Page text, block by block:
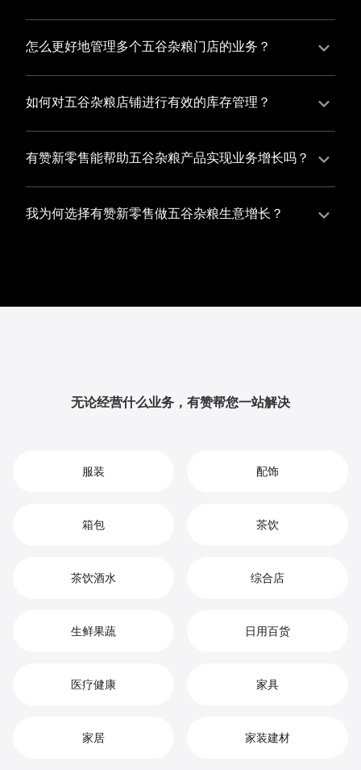
有赞新零售旗下产品营销工具、比如优惠券、满减活动
等，吸引更多客户到店消费。另外，通过有赞的微信公
以帮助您增加客流量，赢得客户的青睐
怎么更好地管理多个五谷杂粮门店的业务？
有赞新零售一站式解决方案，包括有赞微商城、有赞私
域运营以及有赞小程序商城，将助您轻松打通线上线下
让您的业务蓬勃发展，收获更多满意客户。
如何对五谷杂粮店铺进行有效的库存管理？
您可以使用有赞的门店管理系统，它可以帮助您实现门
店数据的集中管理，包括订单管理、员工管理、库存管
有赞新零售能帮助五谷杂粮产品实现业务增长吗？
有赞新零售作为业内领先的一站式解决方案，整合线上
线下渠道、提供多样化店铺搭建、会员营销和大数据分
我为何选择有赞新零售做五谷杂粮生意增长？
无论经营什么业务，有赞帮您一站解决
服装 配饰
箱包 茶饮
茶饮酒水 综合店
生鲜果蔬 日用百货
医疗健康 家具
家居 家装建材